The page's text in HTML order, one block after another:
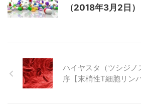
（2018年3月2日）
ハイヤスタ（ツシジ
序【末梢性T細胞リンパ